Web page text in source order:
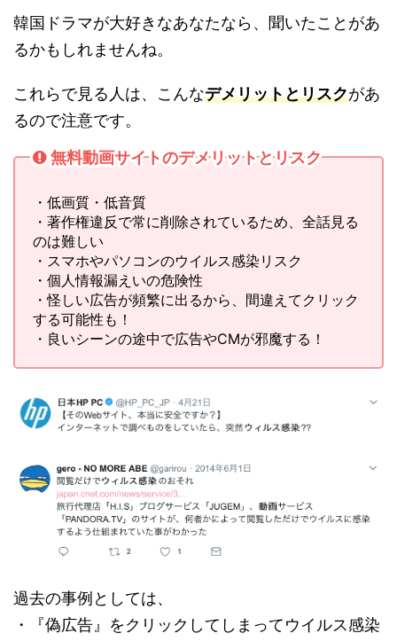
韓国ドラマが大好きなあなたなら、聞いたことがあ
るかもしれませんね。
これらで見る人は、こんなデメリットとリスクがあ
るので注意です。
無料動画サイトのデメリットとリスク
・低画質・低音質
・著作権違反で常に削除されているため、全話見る
のは難しい
・スマホやパソコンのウイルス感染リスク
・個人情報漏えいの危険性
・怪しい広告が頻繁に出るから、間違えてクリック
する可能性も！
・良いシーンの途中で広告やCMが邪魔する！
過去の事例としては、
・『偽広告』をクリックしてしまってウイルス感染